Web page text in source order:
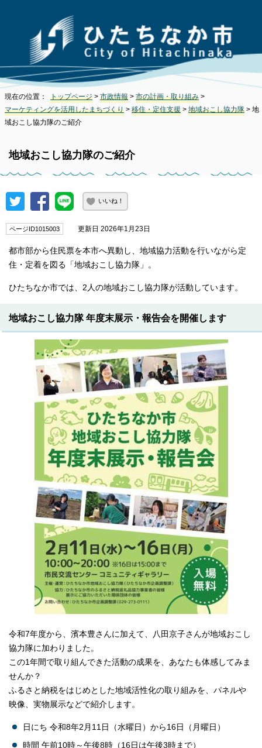
現在の位置： トップページ > 市政情報 > 市の計画・取り組み >
マーケティングを活用したまちづくり > 移住・定住支援 > 地域おこし協力隊 > 地
域おこし協力隊のご紹介
地域おこし協力隊のご紹介
いいね！
ページID1015003 更新日 2026年1月23日
都市部から住民票を本市へ異動し、地域協力活動を行いながら定
住・定着を図る「地域おこし協力隊」。
ひたちなか市では、2人の地域おこし協力隊が活動しています。
地域おこし協力隊 年度末展示・報告会を開催します
令和7年度から、濱本豊さんに加えて、八田京子さんが地域おこし
協力隊に加わりました。
この1年間で取り組んできた活動の成果を、あなたも体感してみま
せんか？
ふるさと納税をはじめとした地域活性化の取り組みを、パネルや
映像、実物展示などで紹介します。
日にち 令和8年2月11日（水曜日）から16日（月曜日）
時間 午前10時～午後8時（16日は午後3時まで）